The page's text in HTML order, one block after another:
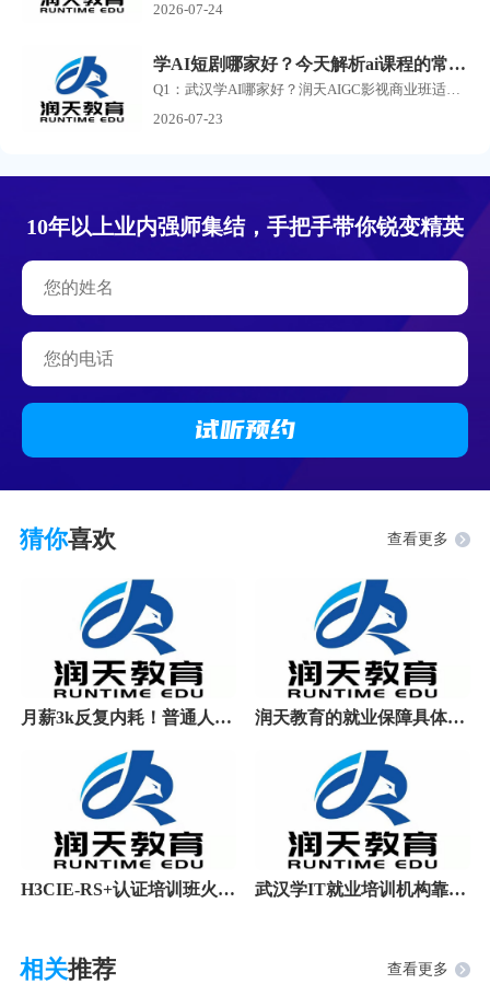
2026-07-24
学AI短剧哪家好？今天解析ai课程的常见问答
Q1：武汉学AI哪家好？润天AIGC影视商业班适合零基础小白吗？ A：润天教育是武汉专业AI短剧、AI漫剧培训机构，零基础完全可以报名。课程不要求美术、剪辑、影视专业功底，从AI提示词...
2026-07-23
10年以上业内强师集结，手把手带你锐变精英
试听预约
猜你喜欢 查看更多
月薪3k反复内耗！普通人真正的破局出路 润天教育的就业保障具体有哪些？
H3CIE-RS+认证培训班火热报名中！解锁网络专家之 武汉学IT就业培训机构靠谱推荐（2026最新）
相关推荐 查看更多